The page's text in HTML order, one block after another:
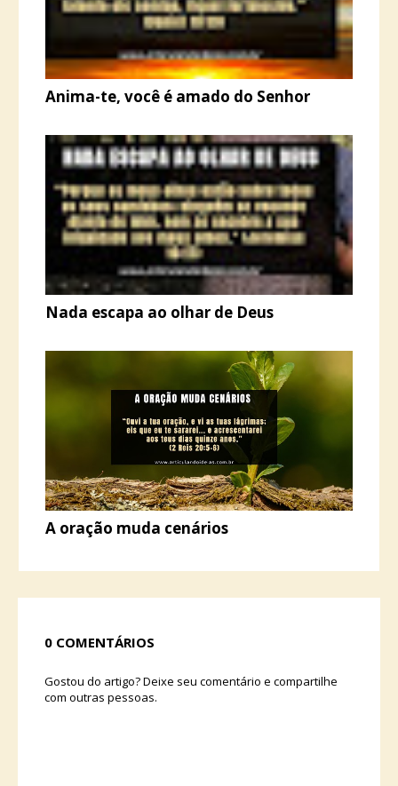
Anima-te, você é amado do Senhor
Nada escapa ao olhar de Deus
A oração muda cenários
0 COMENTÁRIOS
Gostou do artigo? Deixe seu comentário e compartilhe
com outras pessoas.